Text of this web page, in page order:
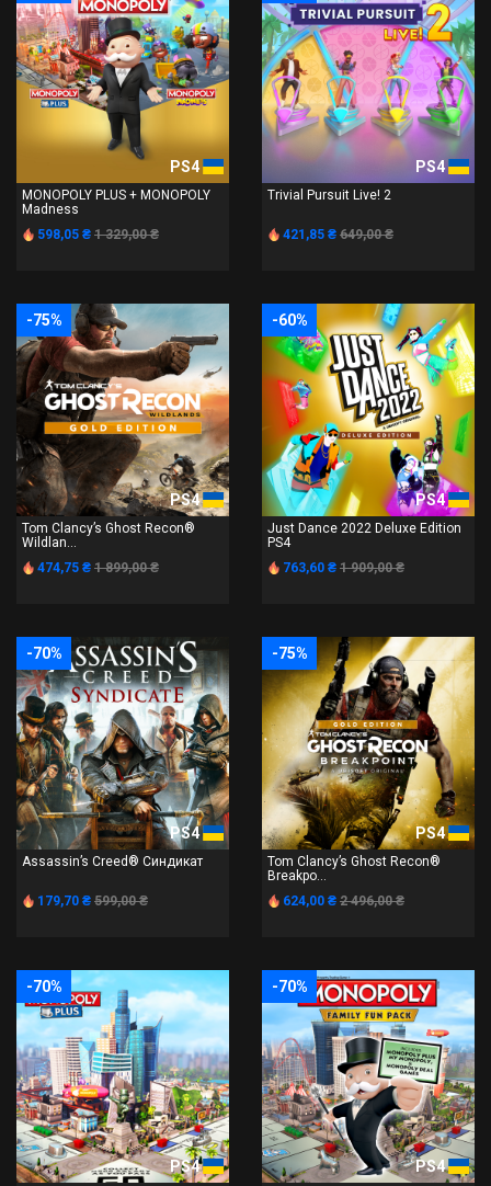
PS4
MONOPOLY PLUS + MONOPOLY
Madness
598,05 ₴ 1 329,00 ₴
PS4
Trivial Pursuit Live! 2
421,85 ₴ 649,00 ₴
-75%
PS4
Tom Clancy’s Ghost Recon®
Wildlan...
474,75 ₴ 1 899,00 ₴
-60%
PS4
Just Dance 2022 Deluxe Edition
PS4
763,60 ₴ 1 909,00 ₴
-70%
PS4
Assassin’s Creed® Синдикат
179,70 ₴ 599,00 ₴
-75%
PS4
Tom Clancy’s Ghost Recon®
Breakpo...
624,00 ₴ 2 496,00 ₴
-70%
PS4
-70%
PS4